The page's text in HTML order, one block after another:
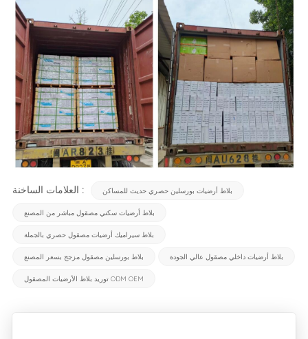
العلامات الساخنة : بلاط أرضيات بورسلين حصري حديث للمساكن
بلاط أرضيات سكني مصقول مباشر من المصنع
بلاط سيراميك أرضيات مصقول حصري بالجملة
بلاط بورسلين مصقول مزجج بسعر المصنع بلاط أرضيات داخلي مصقول عالي الجودة
توريد بلاط الأرضيات المصقول ODM OEM